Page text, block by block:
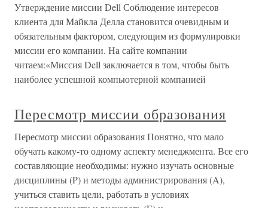
Утверждение миссии Dell Соблюдение интересов
клиента для Майкла Делла становится очевидным и
обязательным фактором, следующим из формулировки
миссии его компании. На сайте компании
читаем:«Миссия Dell заключается в том, чтобы быть
наиболее успешной компьютерной компанией
Пересмотр миссии образования
Пересмотр миссии образования Понятно, что мало
обучать какому-то одному аспекту менеджмента. Все его
составляющие необходимы: нужно изучать основные
дисциплины (P) и методы администрирования (A),
учиться ставить цели, работать в условиях